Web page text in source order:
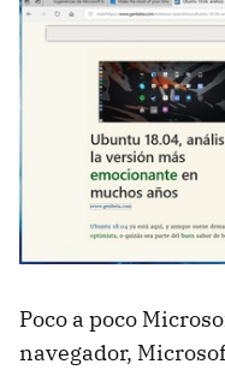
Poco a poco
navegador,